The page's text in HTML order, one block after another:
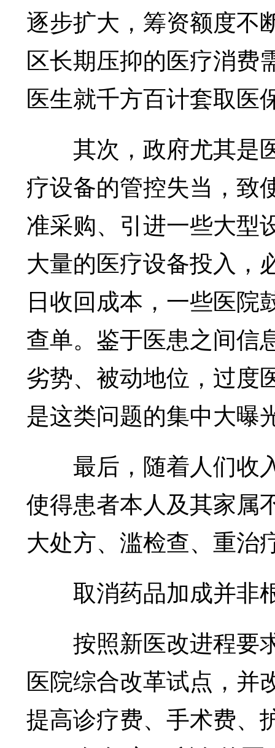
逐步扩大，筹资额度不
区长期压抑的医疗消费
医生就千方百计套取医
其次，政府尤其是
疗设备的管控失当，致
准采购、引进一些大型
大量的医疗设备投入，
日收回成本，一些医院
查单。鉴于医患之间信
劣势、被动地位，过度
是这类问题的集中大曝
最后，随着人们收
使得患者本人及其家属
大处方、滥检查、重治
取消药品加成并非
按照新医改进程要
医院综合改革试点，并
提高诊疗费、手术费、